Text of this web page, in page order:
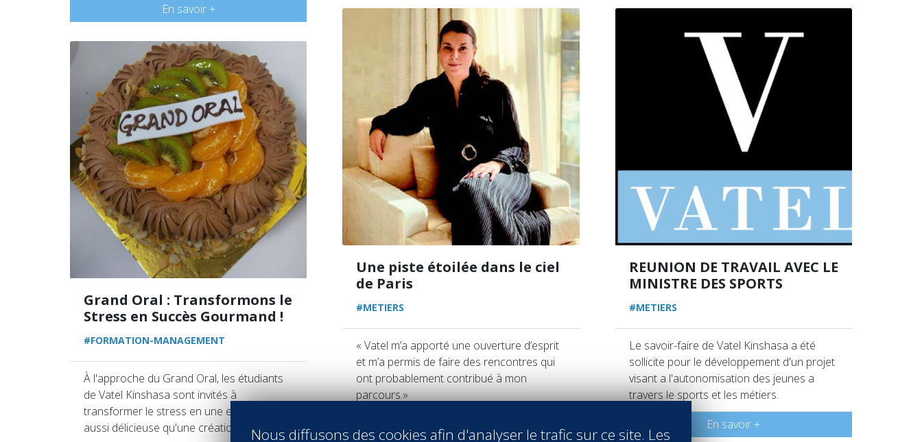
En savoir +
Grand Oral : Transformons le
Stress en Succès Gourmand !
#FORMATION-MANAGEMENT
À l'approche du Grand Oral, les étudiants
de Vatel Kinshasa sont invités à
transformer le stress en une expérience
aussi délicieuse qu'une création pâtissière.
Une piste étoilée dans le ciel
de Paris
#METIERS
« Vatel m’a apporté une ouverture d’esprit
et m’a permis de faire des rencontres qui
ont probablement contribué à mon
parcours.»
Cheval Blanc Paris / DIPLÔMÉE VATEL
REUNION DE TRAVAIL AVEC LE
MINISTRE DES SPORTS
#METIERS
Le savoir-faire de Vatel Kinshasa a été
sollicite pour le développement d'un projet
visant a l'autonomisation des jeunes a
travers le sports et les métiers.
En savoir +
Nous diffusons des cookies afin d'analyser le trafic sur ce site. Les